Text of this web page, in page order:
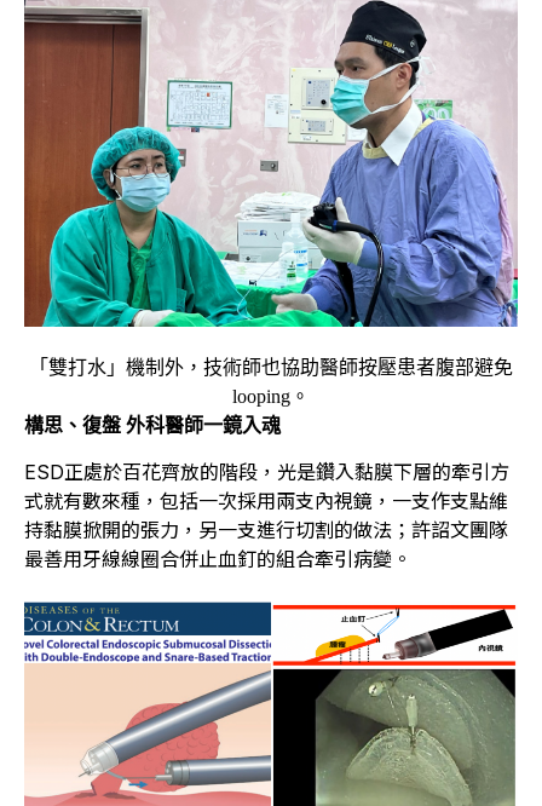
「雙打水」機制外，技術師也協助醫師按壓患者腹部避免
looping。
構思、復盤 外科醫師一鏡入魂
ESD正處於百花齊放的階段，光是鑽入黏膜下層的牽引方
式就有數來種，包括一次採用兩支內視鏡，一支作支點維
持黏膜掀開的張力，另一支進行切割的做法；許詔文團隊
最善用牙線線圈合併止血釘的組合牽引病變。